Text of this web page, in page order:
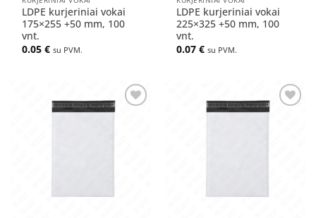
LDPE kurjeriniai vokai
175×255 +50 mm, 100
vnt.
0.05€ su PVM.
LDPE kurjeriniai vokai
225×325 +50 mm, 100
vnt.
0.07€ su PVM.